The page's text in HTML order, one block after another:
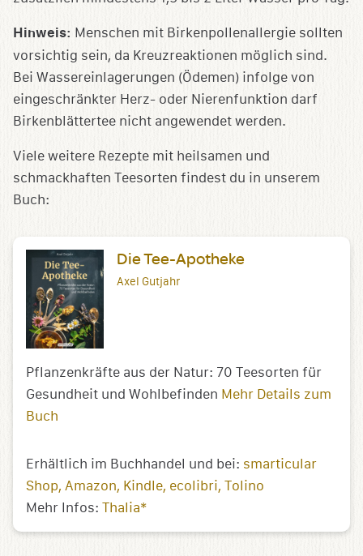
Hinweis: Menschen mit Birkenpollenallergie sollten
vorsichtig sein, da Kreuzreaktionen möglich sind.
Bei Wassereinlagerungen (Ödemen) infolge von
eingeschränkter Herz- oder Nierenfunktion darf
Birkenblättertee nicht angewendet werden.
Viele weitere Rezepte mit heilsamen und
schmackhaften Teesorten findest du in unserem
Buch:
Die Tee-Apotheke
Axel Gutjahr
Pflanzenkräfte aus der Natur: 70 Teesorten für
Gesundheit und Wohlbefinden Mehr Details zum
Buch
Erhältlich im Buchhandel und bei: smarticular
Shop Amazon Kindle ecolibri Tolino
Mehr Infos: Thalia*